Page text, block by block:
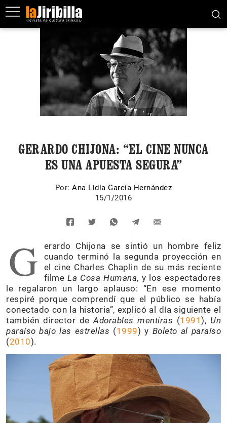
GERARDO CHIJONA: “EL CINE NUNCA
ES UNA APUESTA SEGURA”
Por:Ana Lidia García Hernández
15/1/2016
G
erardo Chijona se sintió un hombre feliz
cuando terminó la segunda proyección en
el cine Charles Chaplin de su más reciente
filmeLa Cosa Humana, y los espectadores
le regalaron un largo aplauso: “En ese momento
respiré porque comprendí que el público se había
conectado con la historia”, explicó al día siguiente el
también director deAdorables mentiras (1991), Un
paraíso bajo las estrellas (1999) y Boleto al paraíso
(2010).